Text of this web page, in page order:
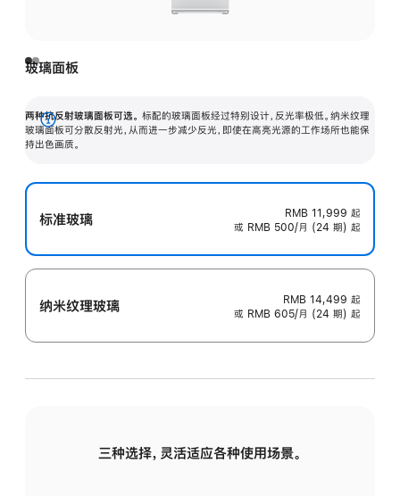
玻璃面板
两种抗反射玻璃面板可选。 标配的玻璃面板经过特别设计，反光率极低。纳米纹理
玻璃面板可分散反射光，从而进一步减少反光，即使在高亮光源的工作场所也能保
持出色画质。
展
开
标准玻璃 RMB 11,999 起
或 RMB 500/月 (24 期) 起
纳米纹理玻璃 RMB 14,499 起
或 RMB 605/月 (24 期) 起
三种选择，灵活适应各种使用场景。